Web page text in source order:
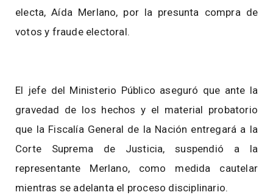
electa, Aída Merlano, por la presunta compra de
votos y fraude electoral.
El jefe del Ministerio Público aseguró que ante la
gravedad de los hechos y el material probatorio
que la Fiscalía General de la Nación entregará a la
Corte Suprema de Justicia, suspendió a la
representante Merlano, como medida cautelar
mientras se adelanta el proceso disciplinario.